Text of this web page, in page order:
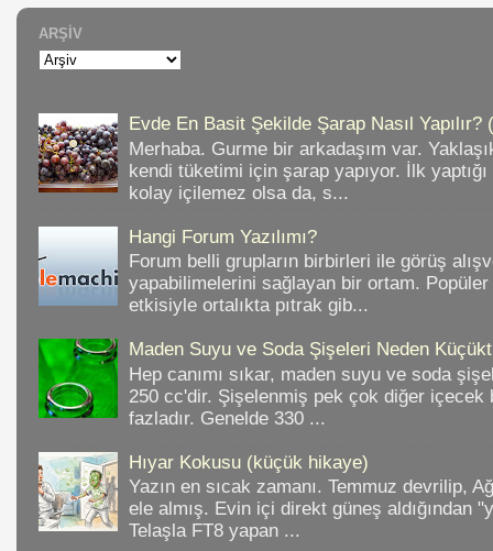
ARŞIV
Evde En Basit Şekilde Şarap Nasıl Yapılır?
Merhaba. Gurme bir arkadaşım var.
kendi tüketimi için şarap yapıyor. İlk
kolay içilemez olsa da, s...
Hangi Forum Yazılımı?
Forum belli grupların birbirleri ile görüş
yapabilimelerini sağlayan bir ortam. Popüler
etkisiyle ortalıkta pıtrak gib...
Maden Suyu ve Soda Şişeleri Neden
Hep canımı sıkar, maden suyu ve soda
250 cc'dir. Şişelenmiş pek çok diğer içecek
fazladır. Genelde 330 ...
Hıyar Kokusu (küçük hikaye)
Yazın en sıcak zamanı. Temmuz devrilip,
ele almış. Evin içi direkt güneş aldığından
Telaşla FT8 yapan ...